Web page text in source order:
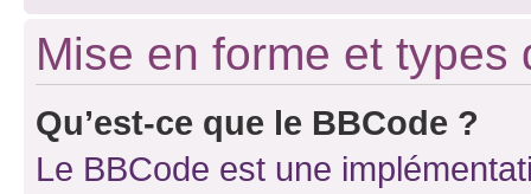
Mise en forme et types
Qu’est-ce que le BBCode ?
Le BBCode est une